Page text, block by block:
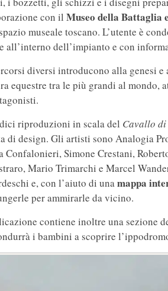
con il Museo della Battaglia
museale toscano. L’utente è
all’interno dell’impianto e con
diversi introducono alla genesi
equestre tra le più grandi al mondo,
riproduzioni in scala del Cavallo
di design. Gli artisti sono Analogia
Confalonieri, Simone Crestani,
Mario Trimarchi e Marcel
e, con l’aiuto di unamappa
per ammirarle da vicino.
contiene inoltre una sezione
i bambini a scoprire